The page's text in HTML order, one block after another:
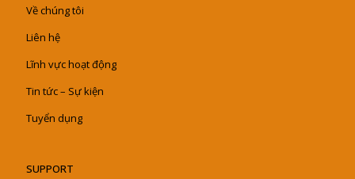
Về chúng tôi
Liên hệ
Lĩnh vực hoạt động
Tin tức – Sự kiện
Tuyển dụng
SUPPORT